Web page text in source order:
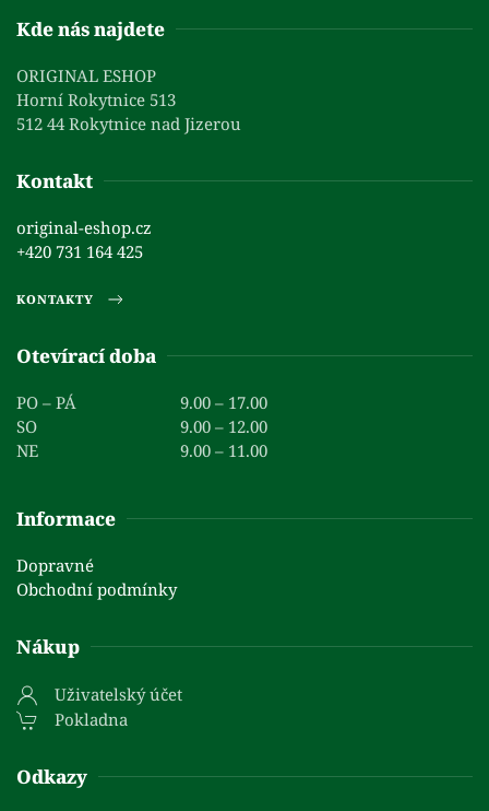
Kde nás najdete
ORIGINAL ESHOP
Horní Rokytnice 513
512 44 Rokytnice nad Jizerou
Kontakt
original-eshop.cz
+420 731 164 425
KONTAKTY
Otevírací doba
PO – PÁ
9.00 – 17.00
SO
9.00 – 12.00
NE
9.00 – 11.00
Informace
Dopravné
Obchodní podmínky
Nákup
Uživatelský účet
Pokladna
Odkazy